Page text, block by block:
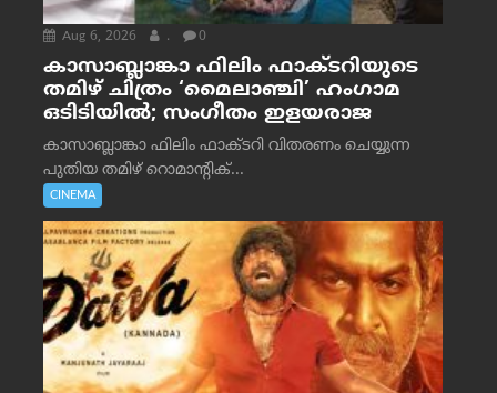
Aug 6, 2026 . 0
കാസാബ്ലാങ്കാ ഫിലിം ഫാക്ടറിയുടെ
തമിഴ് ചിത്രം ‘മൈലാഞ്ചി’ ഹംഗാമ
ഒടിടിയിൽ; സംഗീതം ഇളയരാജ
കാസാബ്ലാങ്കാ ഫിലിം ഫാക്ടറി വിതരണം ചെയ്യുന്ന
പുതിയ തമിഴ് റൊമാന്റിക്...
CINEMA